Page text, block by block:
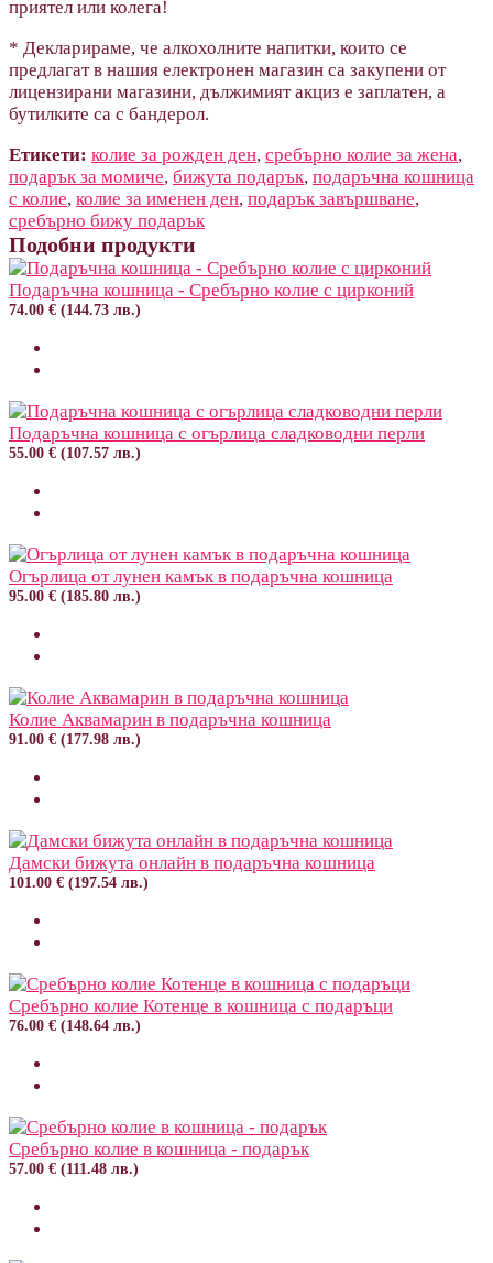
приятел или колега!
* Декларираме, че алкохолните напитки, които се
предлагат в нашия електронен магазин са закупени от
лицензирани магазини, дължимият акциз е заплатен, а
бутилките са с бандерол.
Етикети: колие за рожден ден, сребърно колие за жена,
подарък за момиче, бижута подарък, подаръчна кошница
с колие, колие за именен ден, подарък завършване,
сребърно бижу подарък
Подобни продукти
Подаръчна кошница - Сребърно колие с цирконий
74.00 € (144.73 лв.)
Подаръчна кошница с огърлица сладководни перли
55.00 € (107.57 лв.)
Огърлица от лунен камък в подаръчна кошница
95.00 € (185.80 лв.)
Колие Аквамарин в подаръчна кошница
91.00 € (177.98 лв.)
Дамски бижута онлайн в подаръчна кошница
101.00 € (197.54 лв.)
Сребърно колие Котенце в кошница с подаръци
76.00 € (148.64 лв.)
Сребърно колие в кошница - подарък
57.00 € (111.48 лв.)